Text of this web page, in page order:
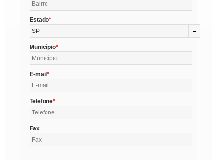
Estado
SP
Município
E-mail
Telefone
Fax